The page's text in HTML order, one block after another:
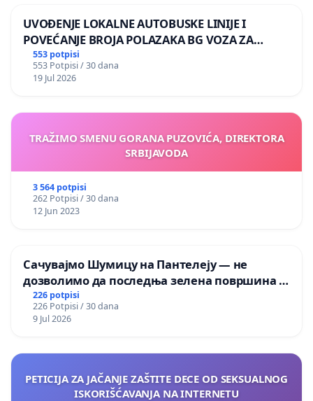
UVOĐENJE LOKALNE AUTOBUSKE LINIJE I
POVEĆANJE BROJA POLAZAKA BG VOZA ZA
NASELJA LEVE OBALE DUNAVA
553 potpisi
553 Potpisi / 30 dana
19 Jul 2026
TRAŽIMO SMENU GORANA PUZOVIĆA, DIREKTORA
SRBIJAVODA
3 564 potpisi
262 Potpisi / 30 dana
12 Jun 2023
Сачувајмо Шумицу на Пантелеју — не
дозволимо да последња зелена површина у
Мавровској постане депонија
226 potpisi
226 Potpisi / 30 dana
9 Jul 2026
PETICIJA ZA JAČANJE ZAŠTITE DECE OD SEKSUALNOG
ISKORIŠĆAVANJA NA INTERNETU